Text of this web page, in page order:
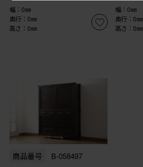
幅：0㎜
奥行：0㎜
高さ：0㎜
幅：0㎜
奥行：0㎜
高さ：0㎜
商品番号 B-058497